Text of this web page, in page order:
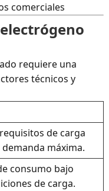
comerciales
requiere una
técnicos y
de carga
máxima.
consumo bajo
de carga.